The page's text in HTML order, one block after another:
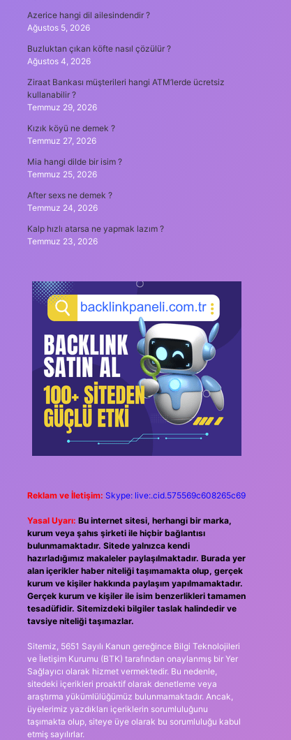
Azerice hangi dil ailesindendir ?
Ağustos 5, 2026
Buzluktan çıkan köfte nasıl çözülür ?
Ağustos 4, 2026
Ziraat Bankası müşterileri hangi ATM’lerde ücretsiz
kullanabilir ?
Temmuz 29, 2026
Kızık köyü ne demek ?
Temmuz 27, 2026
Mia hangi dilde bir isim ?
Temmuz 25, 2026
After sexs ne demek ?
Temmuz 24, 2026
Kalp hızlı atarsa ne yapmak lazım ?
Temmuz 23, 2026
Reklam ve İletişim: Skype: live:.cid.575569c608265c69
Yasal Uyarı: Bu internet sitesi, herhangi bir marka,
kurum veya şahıs şirketi ile hiçbir bağlantısı
bulunmamaktadır. Sitede yalnızca kendi
hazırladığımız makaleler paylaşılmaktadır. Burada yer
alan içerikler haber niteliği taşımamakta olup, gerçek
kurum ve kişiler hakkında paylaşım yapılmamaktadır.
Gerçek kurum ve kişiler ile isim benzerlikleri tamamen
tesadüfidir. Sitemizdeki bilgiler taslak halindedir ve
tavsiye niteliği taşımazlar.
Sitemiz, 5651 Sayılı Kanun gereğince Bilgi Teknolojileri
ve İletişim Kurumu (BTK) tarafından onaylanmış bir Yer
Sağlayıcı olarak hizmet vermektedir. Bu nedenle,
sitedeki içerikleri proaktif olarak denetleme veya
araştırma yükümlülüğümüz bulunmamaktadır. Ancak,
üyelerimiz yazdıkları içeriklerin sorumluluğunu
taşımakta olup, siteye üye olarak bu sorumluluğu kabul
etmiş sayılırlar.